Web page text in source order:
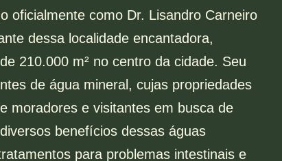
oficialmente como Dr. Lisandro Carneiro
dessa localidade encantadora,
210.000 m² no centro da cidade. Seu
de água mineral, cujas propriedades
moradores e visitantes em busca de
benefícios dessas águas
para problemas intestinais e